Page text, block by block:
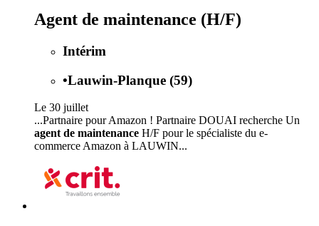
Agent de maintenance (H/F)
Intérim
•Lauwin-Planque (59)
Le 30 juillet
...Partnaire pour Amazon ! Partnaire DOUAI recherche Un
agent de maintenance H/F pour le spécialiste du e-
commerce Amazon à LAUWIN...